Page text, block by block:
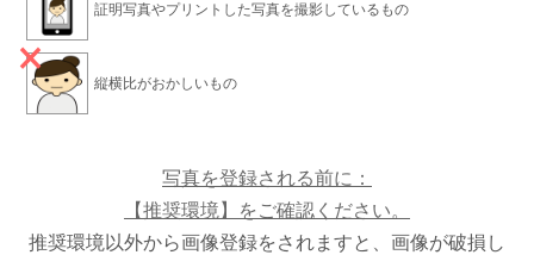
証明写真やプリントした写真を撮影しているもの
縦横比がおかしいもの
写真を登録される前に：
【推奨環境】をご確認ください。
推奨環境以外から画像登録をされますと、画像が破損し